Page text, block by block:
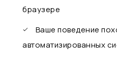
браузере
Ваше поведение
автоматизированных